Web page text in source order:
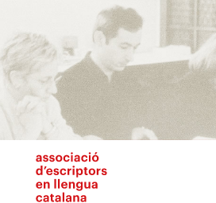
contingut